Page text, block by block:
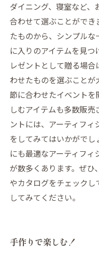
ダイニング、寝室など
合わせて選ぶことができ
たものから、シンプル
に入りのアイテムを見
レゼントとして贈る場
わせたものを選ぶこと
節に合わせたイベント
しむアイテムも多数販
ントには、アーティフ
をしてみてはいかがで
にも最適なアーティフ
が数多くあります。ぜ
やカタログをチェック
してみてください。
手作りで楽しむ！